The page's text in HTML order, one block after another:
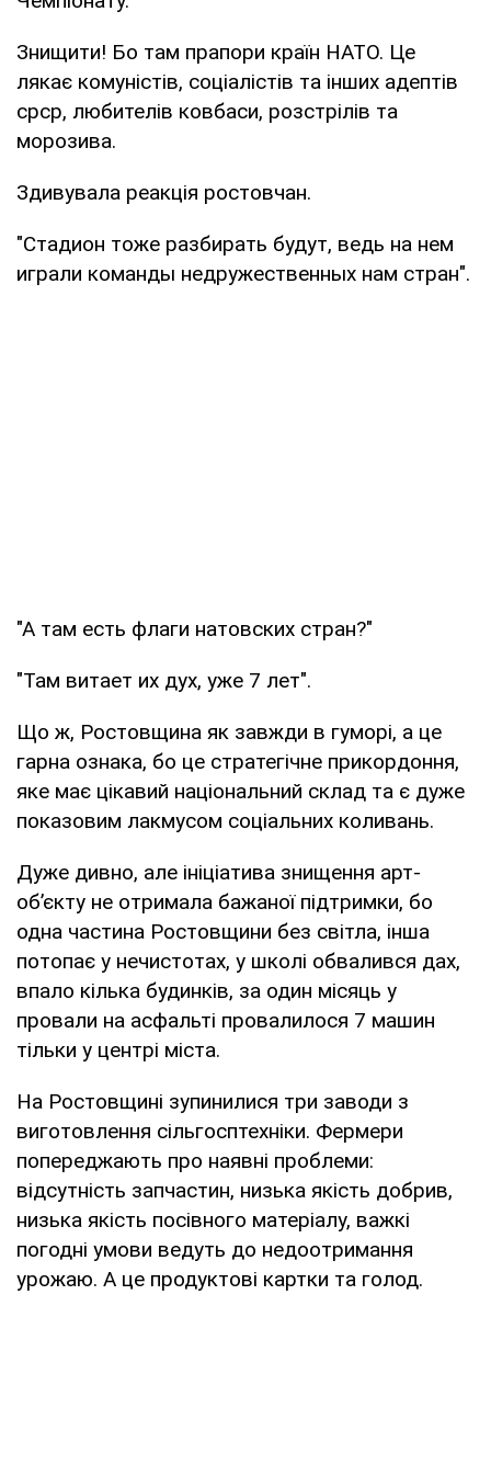
Знищити! Бо там прапори країн НАТО. Це
лякає комуністів, соціалістів та інших адептів
срср, любителів ковбаси, розстрілів та
морозива.
Здивувала реакція ростовчан.
"Стадион тоже разбирать будут, ведь на нем
играли команды недружественных нам стран".
"А там есть флаги натовских стран?"
"Там витает их дух, уже 7 лет".
Що ж, Ростовщина як завжди в гуморі, а це
гарна ознака, бо це стратегічне прикордоння,
яке має цікавий національний склад та є дуже
показовим лакмусом соціальних коливань.
Дуже дивно, але ініціатива знищення арт-
об’єкту не отримала бажаної підтримки, бо
одна частина Ростовщини без світла, інша
потопає у нечистотах, у школі обвалився дах,
впало кілька будинків, за один місяць у
провали на асфальті провалилося 7 машин
тільки у центрі міста.
На Ростовщині зупинилися три заводи з
виготовлення сільгосптехніки. Фермери
попереджають про наявні проблеми:
відсутність запчастин, низька якість добрив,
низька якість посівного матеріалу, важкі
погодні умови ведуть до недоотримання
урожаю. А це продуктові картки та голод.